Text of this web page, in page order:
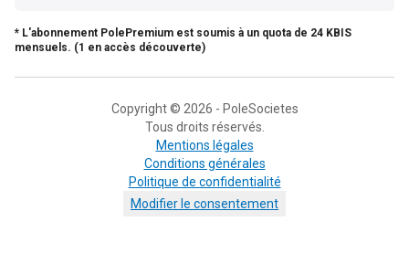
* L'abonnement PolePremium est soumis à un quota de 24 KBIS
mensuels. (1 en accès découverte)
Copyright © 2026 - PoleSocietes
Tous droits réservés.
Mentions légales
Conditions générales
Politique de confidentialité
Modifier le consentement